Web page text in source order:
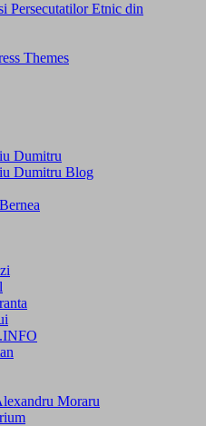
Persecutatilor Etnic din
Themes
Dumitru
Dumitru Blog
Moraru